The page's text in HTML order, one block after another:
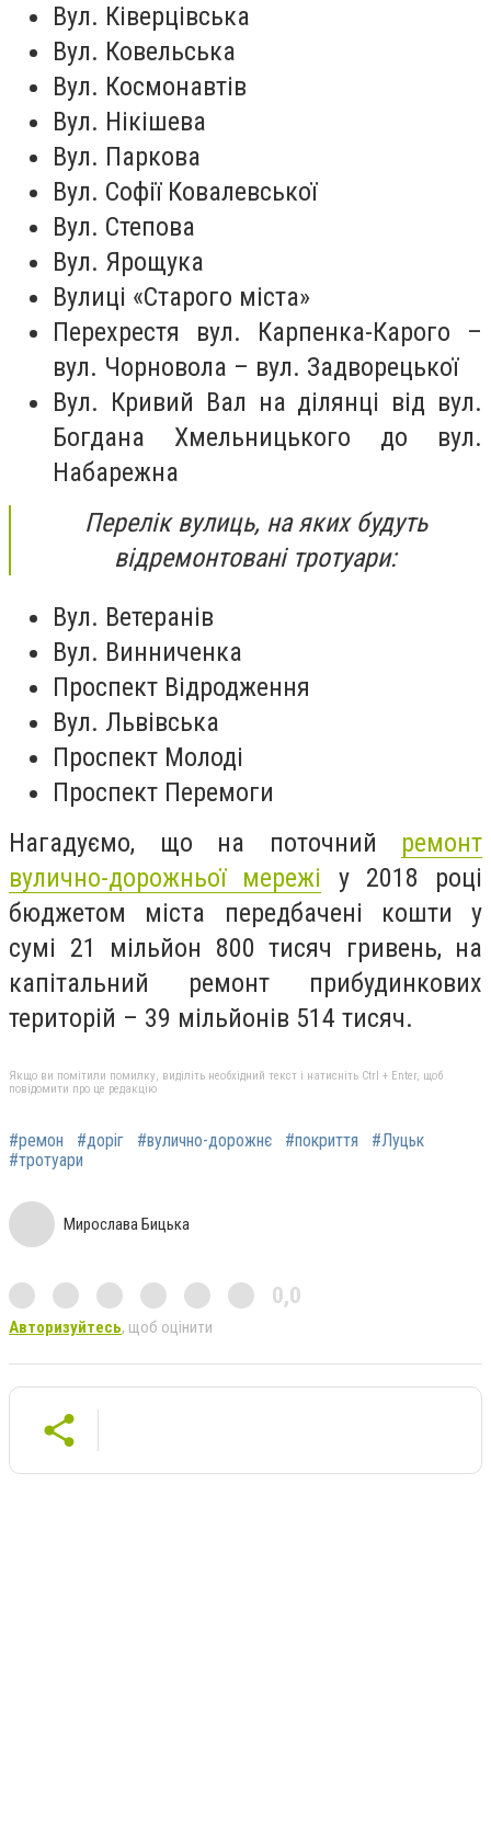
Вул. Ківерцівська
Вул. Ковельська
Вул. Космонавтів
Вул. Нікішева
Вул. Паркова
Вул. Софії Ковалевської
Вул. Степова
Вул. Ярощука
Вулиці «Старого міста»
Перехрестя вул. Карпенка-Карого –
вул. Чорновола – вул. Задворецької
Вул. Кривий Вал на ділянці від вул.
Богдана Хмельницького до вул.
Набарежна
Перелік вулиць, на яких будуть
відремонтовані тротуари:
Вул. Ветеранів
Вул. Винниченка
Проспект Відродження
Вул. Львівська
Проспект Молоді
Проспект Перемоги
Нагадуємо, що на поточний ремонт
вулично-дорожньої мережі у 2018 році
бюджетом міста передбачені кошти у
сумі 21 мільйон 800 тисяч гривень, на
капітальний ремонт прибудинкових
територій – 39 мільйонів 514 тисяч.
Якщо ви помітили помилку, виділіть необхідний текст і натисніть Ctrl + Enter, щоб
повідомити про це редакцію
#ремон #доріг #вулично-дорожнє #покриття
#Луцьк
#тротуари
Мирослава Бицька
0,0
Авторизуйтесь, щоб оцінити